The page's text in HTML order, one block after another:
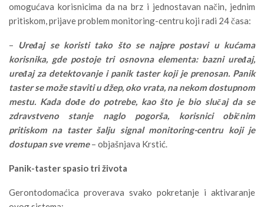
omogućava korisnicima da na brz i jednostavan način, jednim
pritiskom, prijave problem monitoring-centru koji radi 24 časa:
– Uređaj se koristi tako što se najpre postavi u kućama
korisnika, gde postoje tri osnovna elementa: bazni uređaj,
uređaj za detektovanje i panik taster koji je prenosan. Panik
taster se može staviti u džep, oko vrata, na nekom dostupnom
mestu. Kada dođe do potrebe, kao što je bio slučaj da se
zdravstveno stanje naglo pogorša, korisnici običnim
pritiskom na taster šalju signal monitoring-centru koji je
dostupan sve vreme – objašnjava Krstić.
Panik-taster spasio tri života
Gerontodomaćica proverava svako pokretanje i aktivaranje